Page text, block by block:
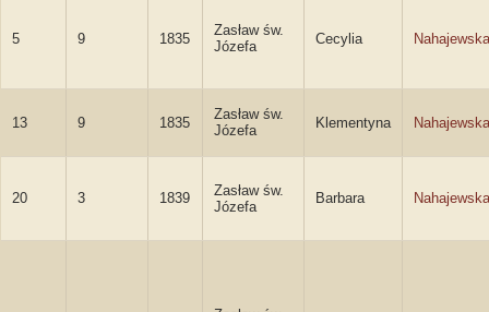
5 9 1835
Zasław św.
Józefa
Cecylia Nahajewska
13 9 1835
Zasław św.
Józefa
Klementyna Nahajewska
20 3 1839
Zasław św.
Józefa
Barbara Nahajewska